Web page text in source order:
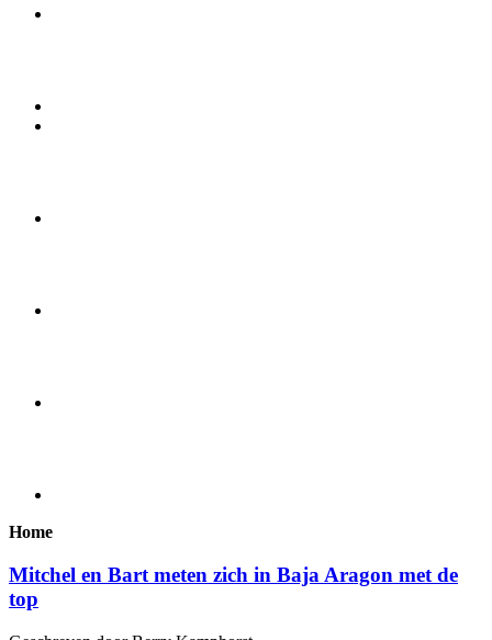
Home
Mitchel en Bart meten zich in Baja Aragon met de
top